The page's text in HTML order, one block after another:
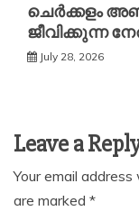
ചെർക്കളം
ജീവിക്കുന്ന
July 28, 2026
Leave a
Your email address
are marked *